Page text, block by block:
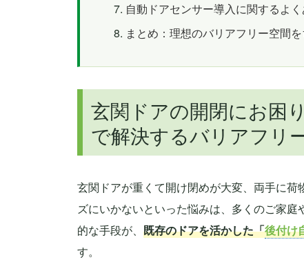
自動ドアセンサー導入に関するよ
まとめ：理想のバリアフリー空間
玄関ドアの開閉にお困
で解決するバリアフリ
玄関ドアが重くて開け閉めが大変、両手に
ズにいかないといった悩みは、多くのご家
的な手段が、 既存のドアを活かした「後付け
す。